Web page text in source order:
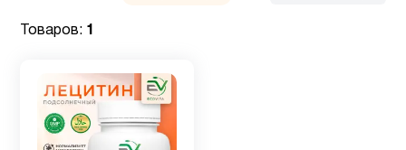
Здоровый
сон
1
Товаров: 1